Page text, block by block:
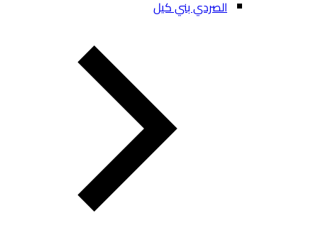
الصردي بني كيل